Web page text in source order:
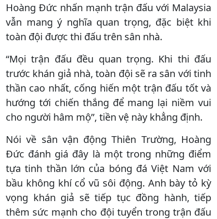
Hoàng Đức nhấn mạnh trận đấu với Malaysia
vẫn mang ý nghĩa quan trọng, đặc biệt khi
toàn đội được thi đấu trên sân nhà.
“Mọi trận đấu đều quan trọng. Khi thi đấu
trước khán giả nhà, toàn đội sẽ ra sân với tinh
thần cao nhất, cống hiến một trận đấu tốt và
hướng tới chiến thắng để mang lại niềm vui
cho người hâm mộ”, tiền vệ này khẳng định.
Nói về sân vận động Thiên Trường, Hoàng
Đức đánh giá đây là một trong những điểm
tựa tinh thần lớn của bóng đá Việt Nam với
bầu không khí cổ vũ sôi động. Anh bày tỏ kỳ
vọng khán giả sẽ tiếp tục đồng hành, tiếp
thêm sức mạnh cho đội tuyển trong trận đấu